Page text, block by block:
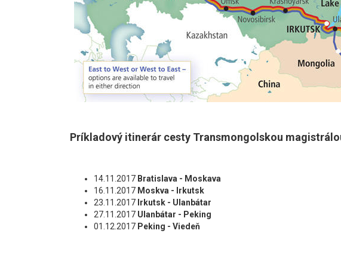
Príkladový itinerár cesty Transmongolskou
14.11.2017 Bratislava - Moskava
16.11.2017 Moskva - Irkutsk
23.11.2017 Irkutsk - Ulanbátar
27.11.2017 Ulanbátar - Peking
01.12.2017 Peking - Viedeň